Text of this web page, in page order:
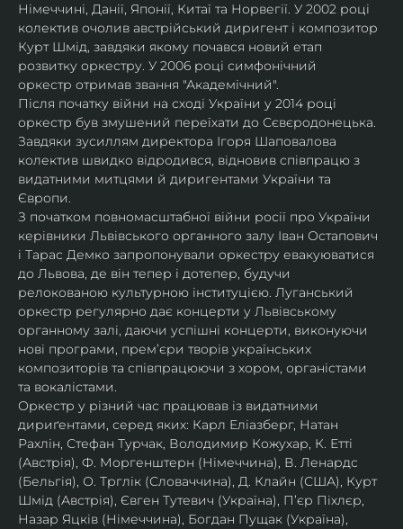
Німеччині, Данії, Японії, Китаї та Норвегії. У 2002 році
колектив очолив австрійський диригент і композитор
Курт Шмід, завдяки якому почався новий етап
розвитку оркестру. У 2006 році симфонічний
оркестр отримав звання "Академічний".
Після початку війни на сході України у 2014 році
оркестр був змушений переїхати до Сєвєродонецька.
Завдяки зусиллям директора Ігоря Шаповалова
колектив швидко відродився, відновив співпрацю з
видатними митцями й диригентами України та
Європи.
З початком повномасштабної війни росії про України
керівники Львівського органного залу Іван Остапович
і Тарас Демко запропонували оркестру евакуюватися
до Львова, де він тепер і дотепер, будучи
релокованою культурною інституцією. Луганський
оркестр регулярно дає концерти у Львівському
органному залі, даючи успішні концерти, виконуючи
нові програми, прем’єри творів українських
композиторів та співпрацюючи з хором, органістами
та вокалістами.
Оркестр у різний час працював із видатними
дириґентами, серед яких: Карл Еліазберг, Натан
Рахлін, Стефан Турчак, Володимир Кожухар, К. Етті
(Австрія), Ф. Моргенштерн (Німеччина), В. Ленардс
(Бельгія), О. Трглік (Словаччина), Д. Клайн (США), Курт
Шмід (Австрія), Євген Тутевич (Україна), П’єр Піхлєр,
Назар Яцків (Німеччина), Богдан Пущак (Україна),